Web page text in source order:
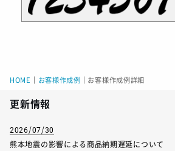
HOME お客様作成例 お客様作成例詳細
更新情報
2026/07/30
熊本地震の影響による商品納期遅延について